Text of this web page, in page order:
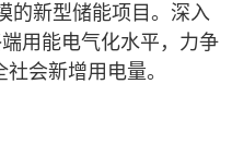
的新型储能项目。深入
用能电气化水平，力争
会新增用电量。